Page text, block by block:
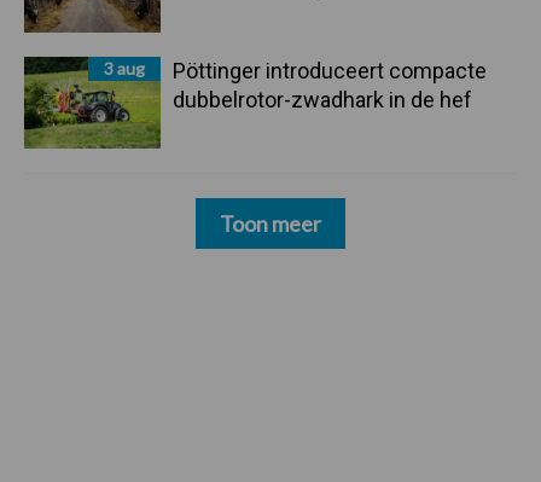
3 aug
Pöttinger introduceert compacte
dubbelrotor-zwadhark in de hef
Toon meer